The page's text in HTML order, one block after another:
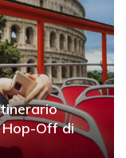
Hop-Off di